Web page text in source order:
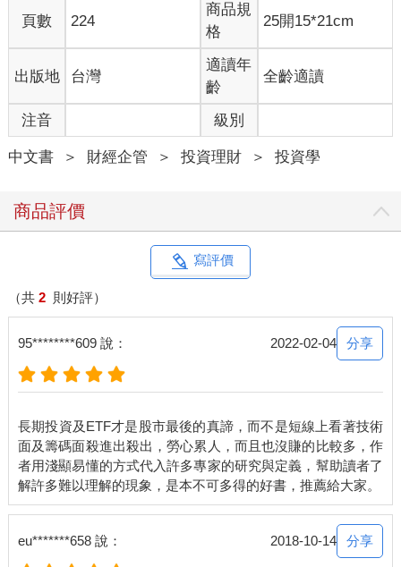
頁數 224
商品規
格
25開15*21cm
出版地 台灣
適讀年
齡
全齡適讀
注音 級別
中文書 ＞ 財經企管 ＞ 投資理財 ＞ 投資學
商品評價
寫評價
（共 2 則好評）
95********609 說： 2022-02-04 分享
長期投資及ETF才是股市最後的真諦，而不是短線上看著技術
面及籌碼面殺進出殺出，勞心累人，而且也沒賺的比較多，作
者用淺顯易懂的方式代入許多專家的研究與定義，幫助讀者了
eu*******658 說： 2018-10-14 分享